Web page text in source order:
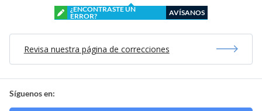
¿ENCONTRASTE UN
ERROR?
AVÍSANOS
Revisa nuestra página de correcciones
Síguenos en: